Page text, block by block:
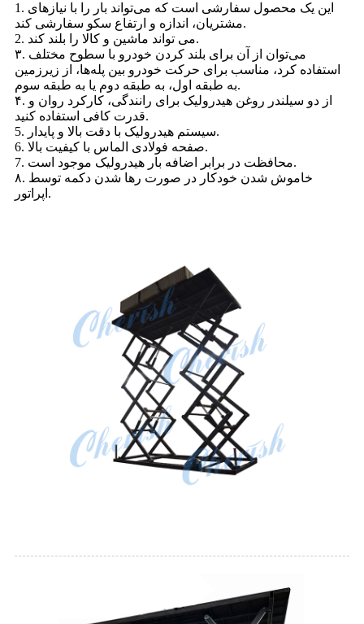
1. این یک محصول سفارشی است که می‌تواند بار را با نیازهای
مشتریان، اندازه و ارتفاع سکو سفارشی کند.
2. می تواند ماشین و کالا را بلند کند.
۳. می‌توان از آن برای بلند کردن خودرو با سطوح مختلف
استفاده کرد، مناسب برای حرکت خودرو بین پله‌ها، از زیرزمین
به طبقه اول، به طبقه دوم یا به طبقه سوم.
۴. از دو سیلندر روغن هیدرولیک برای رانندگی، کارکرد روان و
قدرت کافی استفاده کنید.
5. سیستم هیدرولیک با دقت بالا و پایدار.
6. صفحه فولادی الماس با کیفیت بالا.
7. محافظت در برابر اضافه بار هیدرولیک موجود است.
۸. خاموش شدن خودکار در صورت رها شدن دکمه توسط
اپراتور.